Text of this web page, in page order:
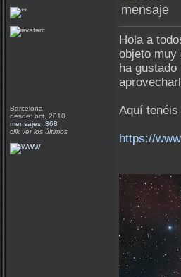
Barcelona
desde: oct, 2010
mensajes: 368
clik ver los últimos
Hola a
objeto
ha
Aquí tenéis
https://